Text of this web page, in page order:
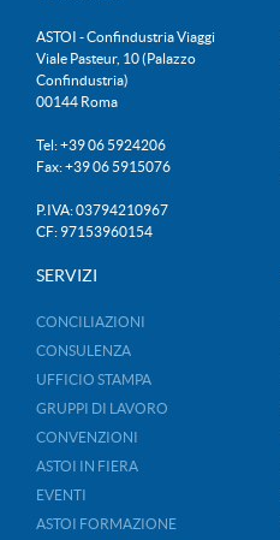
ASTOI - Confindustria Viaggi
Viale Pasteur, 10 (Palazzo
Confindustria)
00144 Roma
Tel: +39 06 5924206
Fax: +39 06 5915076
P.IVA: 03794210967
CF: 97153960154
SERVIZI
CONCILIAZIONI
CONSULENZA
UFFICIO STAMPA
GRUPPI DI LAVORO
CONVENZIONI
ASTOI IN FIERA
EVENTI
ASTOI FORMAZIONE